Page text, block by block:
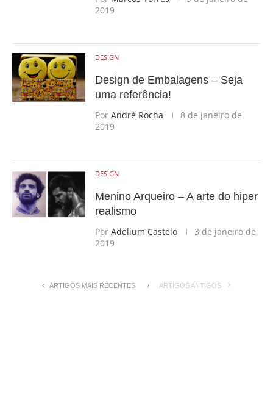
2019
DESIGN
Design de Embalagens – Seja
uma referência!
Por André Rocha
8 de janeiro de
2019
DESIGN
Menino Arqueiro – A arte do hiper
realismo
Por Adelium Castelo
3 de janeiro de
2019
ARTIGOS MAIS RECENTES ARTIGOS ANTIGOS